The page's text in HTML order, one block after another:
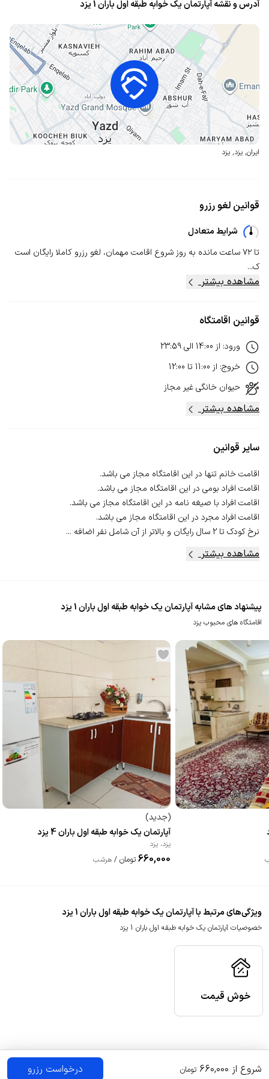
آدرس و نقشه آپارتمان یک خوابه طبقه اول باران 1 یزد
ایران, یزد, یزد
قوانین لغو رزرو
شرایط متعادل
تا ۷۲ ساعت مانده به روز شروع اقامت مهمان، لغو رزرو کاملا رایگان است
ک...
مشاهده بیشتر
قوانین اقامتگاه
ورود: از 14:00 الی23:59
خروج: از 11:00 تا 12:00
حیوان خانگیغیر مجاز
مشاهده بیشتر
سایر قوانین
نرخ کودک تا 2 سال رایگان و بالاتر از آن شامل نفر اضافه ...
مشاهده بیشتر
پیشنهاد های مشابه آپارتمان یک خوابه طبقه اول باران 1 یزد
اقامتگاه های محبوب یزد
(جدید)
آپارتمان یک خوابه طبقه اول باران 4 یزد
یزد، یزد
660,000 تومان / هرشب
ویژگی‌های مرتبط با آپارتمان یک خوابه طبقه اول باران 1 یزد
خصوصیات آپارتمان یک خوابه طبقه اول باران 1 یزد
خوش قیمت
شروع از 660,000 تومان درخواست رزرو